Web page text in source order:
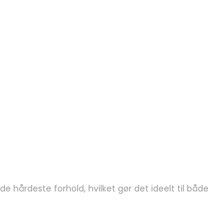
hårdeste forhold, hvilket gør det ideelt til